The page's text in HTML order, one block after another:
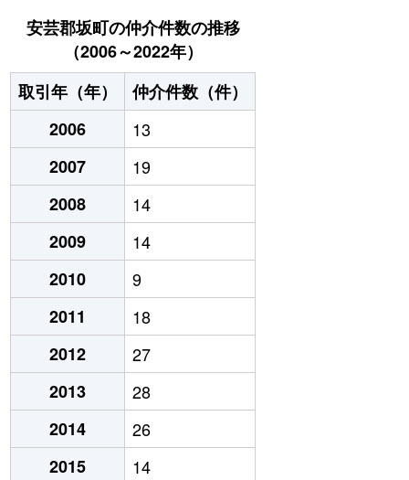
安芸郡坂町の仲介件数の推移
（2006～2022年）
取引年（年）
仲介件数（件）
2006
13
2007
19
2008
14
2009
14
2010
9
2011
18
2012
27
2013
28
2014
26
2015
14